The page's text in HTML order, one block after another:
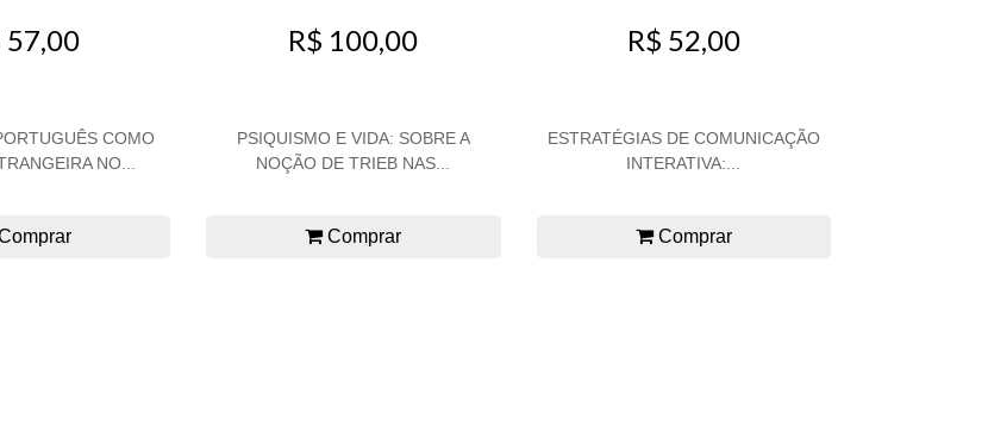
57,00
COMO
NO...
R$ 100,00
PSIQUISMO E VIDA: SOBRE A
NOÇÃO DE TRIEB NAS...
Comprar
R$ 52,00
ESTRATÉGIAS DE COMUNICAÇÃO
INTERATIVA:...
Comprar